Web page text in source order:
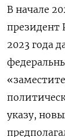
В начале
президент
2023 года
указу,